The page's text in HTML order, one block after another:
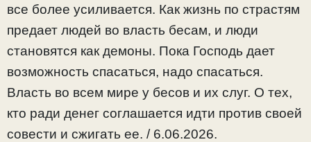
все более усиливается. Как жизнь по страстям
предает людей во власть бесам, и люди
становятся как демоны. Пока Господь дает
возможность спасаться, надо спасаться.
Власть во всем мире у бесов и их слуг. О тех,
кто ради денег соглашается идти против своей
совести и сжигать ее. / 6.06.2026.